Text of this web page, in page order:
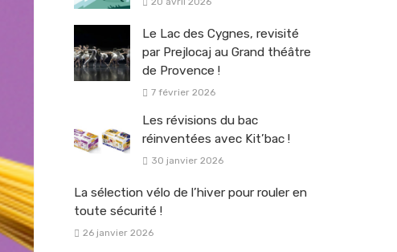
Le Lac des Cygnes, revisité
par Prejlocaj au Grand théâtre
de Provence !
7 février 2026
Les révisions du bac
réinventées avec Kit’bac !
30 janvier 2026
La sélection vélo de l’hiver pour rouler en
toute sécurité !
26 janvier 2026